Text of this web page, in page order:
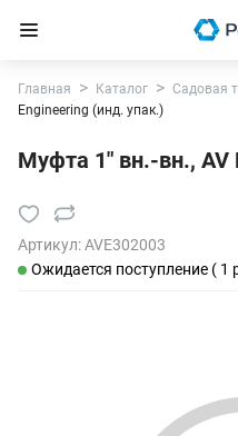
Главная Каталог Садовая
Engineering (инд. упак.)
Муфта 1" вн.-вн., AV
Артикул:AVE302003
Ожидается поступление ( 1